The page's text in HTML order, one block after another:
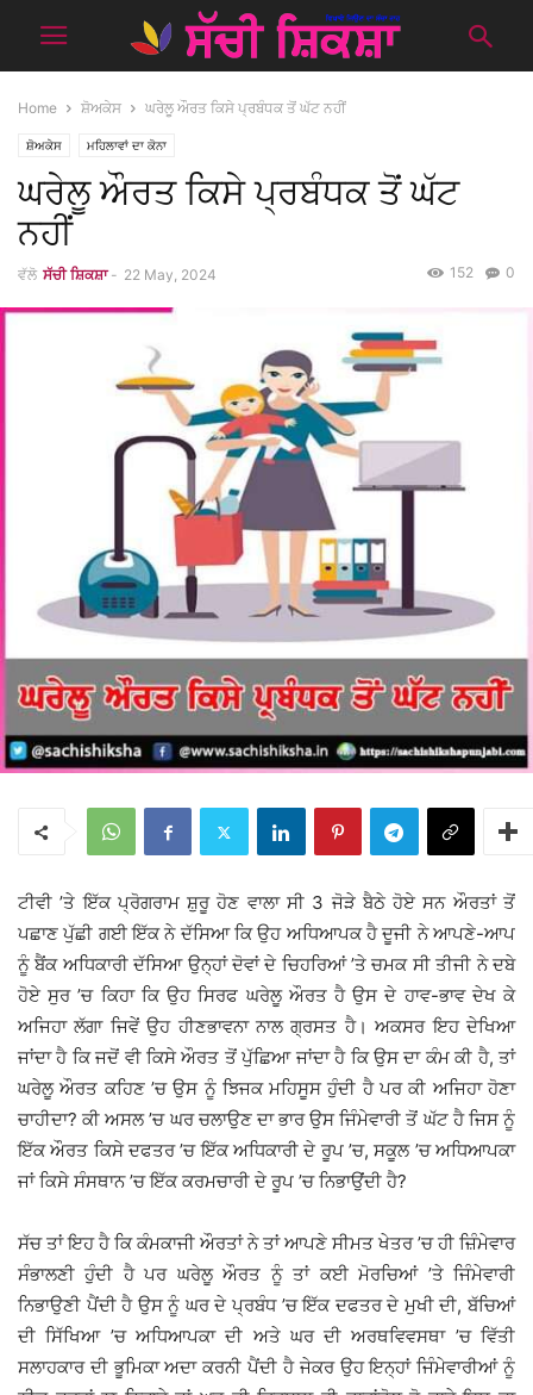
Home ਸ਼ੋਅਕੇਸ ਘਰੇਲੂ ਔਰਤ ਕਿਸੇ ਪ੍ਰਬੰਧਕ ਤੋਂ ਘੱਟ ਨਹੀਂ
ਸ਼ੋਅਕੇਸ ਮਹਿਲਾਵਾਂ ਦਾ ਕੋਨਾ
ਘਰੇਲੂ ਔਰਤ ਕਿਸੇ ਪ੍ਰਬੰਧਕ ਤੋਂ ਘੱਟ
ਨਹੀਂ
ਵੱਲੋ ਸੱਚੀ ਸ਼ਿਕਸ਼ਾ - 22 May, 2024 0
152
ਟੀਵੀ ’ਤੇ ਇੱਕ ਪ੍ਰੋਗਰਾਮ ਸ਼ੁਰੂ ਹੋਣ ਵਾਲਾ ਸੀ 3 ਜੋੜੇ ਬੈਠੇ ਹੋਏ ਸਨ ਔਰਤਾਂ ਤੋਂ
ਪਛਾਣ ਪੁੱਛੀ ਗਈ ਇੱਕ ਨੇ ਦੱਸਿਆ ਕਿ ਉਹ ਅਧਿਆਪਕ ਹੈ ਦੂਜੀ ਨੇ ਆਪਣੇ-ਆਪ
ਨੂੰ ਬੈਂਕ ਅਧਿਕਾਰੀ ਦੱਸਿਆ ਉਨ੍ਹਾਂ ਦੋਵਾਂ ਦੇ ਚਿਹਰਿਆਂ ’ਤੇ ਚਮਕ ਸੀ ਤੀਜੀ ਨੇ ਦਬੇ
ਹੋਏ ਸੁਰ ’ਚ ਕਿਹਾ ਕਿ ਉਹ ਸਿਰਫ ਘਰੇਲੂ ਔਰਤ ਹੈ ਉਸ ਦੇ ਹਾਵ-ਭਾਵ ਦੇਖ ਕੇ
ਅਜਿਹਾ ਲੱਗਾ ਜਿਵੇਂ ਉਹ ਹੀਣਭਾਵਨਾ ਨਾਲ ਗ੍ਰਸਤ ਹੈ। ਅਕਸਰ ਇਹ ਦੇਖਿਆ
ਜਾਂਦਾ ਹੈ ਕਿ ਜਦੋਂ ਵੀ ਕਿਸੇ ਔਰਤ ਤੋਂ ਪੁੱਛਿਆ ਜਾਂਦਾ ਹੈ ਕਿ ਉਸ ਦਾ ਕੰਮ ਕੀ ਹੈ, ਤਾਂ
ਘਰੇਲੂ ਔਰਤ ਕਹਿਣ ’ਚ ਉਸ ਨੂੰ ਝਿਜਕ ਮਹਿਸੂਸ ਹੁੰਦੀ ਹੈ ਪਰ ਕੀ ਅਜਿਹਾ ਹੋਣਾ
ਚਾਹੀਦਾ? ਕੀ ਅਸਲ ’ਚ ਘਰ ਚਲਾਉਣ ਦਾ ਭਾਰ ਉਸ ਜਿੰਮੇਵਾਰੀ ਤੋਂ ਘੱਟ ਹੈ ਜਿਸ ਨੂੰ
ਇੱਕ ਔਰਤ ਕਿਸੇ ਦਫਤਰ ’ਚ ਇੱਕ ਅਧਿਕਾਰੀ ਦੇ ਰੂਪ ’ਚ, ਸਕੂਲ ’ਚ ਅਧਿਆਪਕਾ
ਜਾਂ ਕਿਸੇ ਸੰਸਥਾਨ ’ਚ ਇੱਕ ਕਰਮਚਾਰੀ ਦੇ ਰੂਪ ’ਚ ਨਿਭਾਉਂਦੀ ਹੈ?
ਸੱਚ ਤਾਂ ਇਹ ਹੈ ਕਿ ਕੰਮਕਾਜੀ ਔਰਤਾਂ ਨੇ ਤਾਂ ਆਪਣੇ ਸੀਮਤ ਖੇਤਰ ’ਚ ਹੀ ਜ਼ਿੰਮੇਵਾਰ
ਸੰਭਾਲਣੀ ਹੁੰਦੀ ਹੈ ਪਰ ਘਰੇਲੂ ਔਰਤ ਨੂੰ ਤਾਂ ਕਈ ਮੋਰਚਿਆਂ ’ਤੇ ਜਿੰਮੇਵਾਰੀ
ਨਿਭਾਉਣੀ ਪੈਂਦੀ ਹੈ ਉਸ ਨੂੰ ਘਰ ਦੇ ਪ੍ਰਬੰਧ ’ਚ ਇੱਕ ਦਫਤਰ ਦੇ ਮੁਖੀ ਦੀ, ਬੱਚਿਆਂ
ਦੀ ਸਿੱਖਿਆ ’ਚ ਅਧਿਆਪਕਾ ਦੀ ਅਤੇ ਘਰ ਦੀ ਅਰਥਵਿਵਸਥਾ ’ਚ ਵਿੱਤੀ
ਸਲਾਹਕਾਰ ਦੀ ਭੂਮਿਕਾ ਅਦਾ ਕਰਨੀ ਪੈਂਦੀ ਹੈ ਜੇਕਰ ਉਹ ਇਨ੍ਹਾਂ ਜਿੰਮੇਵਾਰੀਆਂ ਨੂੰ